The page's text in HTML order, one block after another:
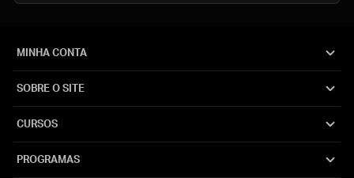
MINHA CONTA
SOBRE O SITE
CURSOS
PROGRAMAS